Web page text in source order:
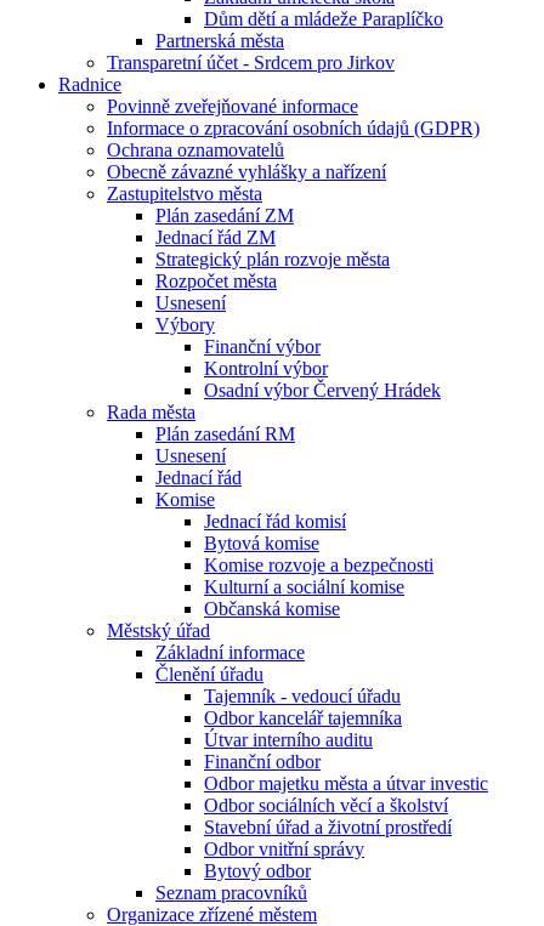
Dům dětí a mládeže Paraplíčko
Partnerská města
Transparetní účet - Srdcem pro Jirkov
Radnice
Povinně zveřejňované informace
Informace o zpracování osobních údajů (GDPR)
Ochrana oznamovatelů
Obecně závazné vyhlášky a nařízení
Zastupitelstvo města
Plán zasedání ZM
Jednací řád ZM
Strategický plán rozvoje města
Rozpočet města
Usnesení
Výbory
Finanční výbor
Kontrolní výbor
Osadní výbor Červený Hrádek
Rada města
Plán zasedání RM
Usnesení
Jednací řád
Komise
Jednací řád komisí
Bytová komise
Komise rozvoje a bezpečnosti
Kulturní a sociální komise
Občanská komise
Městský úřad
Základní informace
Členění úřadu
Tajemník - vedoucí úřadu
Odbor kancelář tajemníka
Útvar interního auditu
Finanční odbor
Odbor majetku města a útvar investic
Odbor sociálních věcí a školství
Stavební úřad a životní prostředí
Odbor vnitřní správy
Bytový odbor
Seznam pracovníků
Organizace zřízené městem